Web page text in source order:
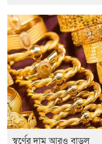
স্বর্ণের দাম আরও বাড়ল